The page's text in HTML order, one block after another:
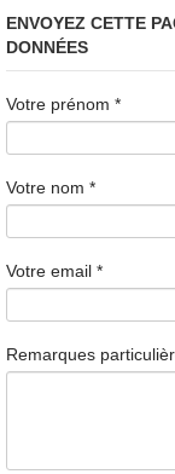
ENVOYEZ CETTE
DONNÉES
Votre prénom *
Votre nom *
Votre email *
Remarques